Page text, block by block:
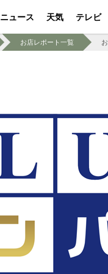
ニュース 天気 テレビ
お店レポート一覧